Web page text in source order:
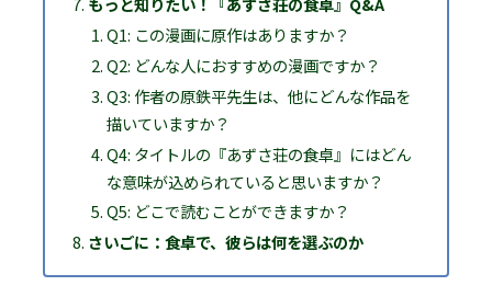
Q1: この漫画に原作はありますか？
Q2: どんな人におすすめの漫画ですか？
Q3: 作者の原鉄平先生は、他にどんな作品を
描いていますか？
Q4: タイトルの『あずさ荘の食卓』にはどん
な意味が込められていると思いますか？
Q5: どこで読むことができますか？
さいごに：食卓で、彼らは何を選ぶのか